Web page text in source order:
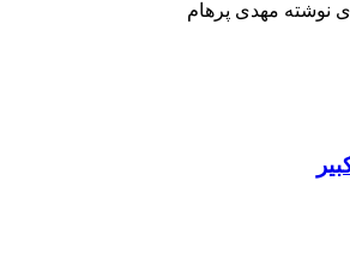
نوشته مهدی پرهام